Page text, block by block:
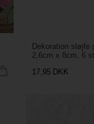
Dekoration sløjfe
2,6cm x 8cm, 6
17,95 DKK